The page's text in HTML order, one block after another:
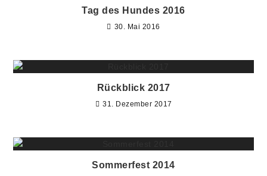
Tag des Hundes 2016
30. Mai 2016
Rückblick 2017
31. Dezember 2017
Sommerfest 2014